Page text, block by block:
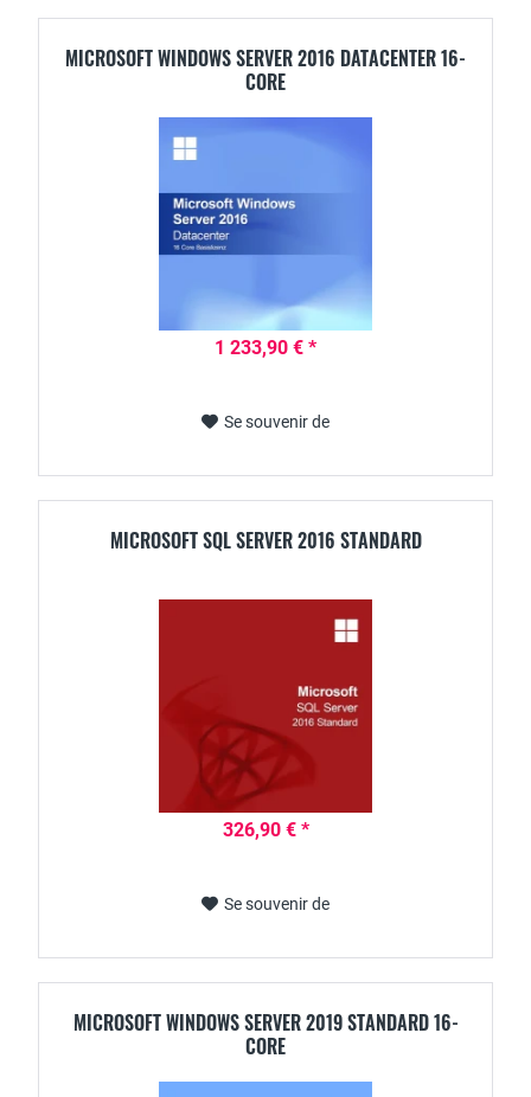
MICROSOFT WINDOWS SERVER 2016 DATACENTER 16-
CORE
1 233,90 € *
Se souvenir de
MICROSOFT SQL SERVER 2016 STANDARD
326,90 € *
Se souvenir de
MICROSOFT WINDOWS SERVER 2019 STANDARD 16-
CORE